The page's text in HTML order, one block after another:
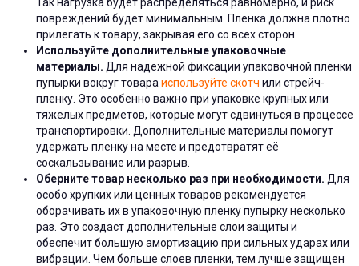
повреждений будет минимальным. Пленка должна плотно
прилегать к товару, закрывая его со всех сторон.
Используйте дополнительные упаковочные
материалы. Для надежной фиксации упаковочной пленки
пупырки вокруг товара используйте скотч или стрейч-
пленку. Это особенно важно при упаковке крупных или
тяжелых предметов, которые могут сдвинуться в процессе
транспортировки. Дополнительные материалы помогут
удержать пленку на месте и предотвратят её
соскальзывание или разрыв.
Оберните товар несколько раз при необходимости. Для
особо хрупких или ценных товаров рекомендуется
оборачивать их в упаковочную пленку пупырку несколько
раз. Это создаст дополнительные слои защиты и
обеспечит большую амортизацию при сильных ударах или
вибрации. Чем больше слоев пленки, тем лучше защищен